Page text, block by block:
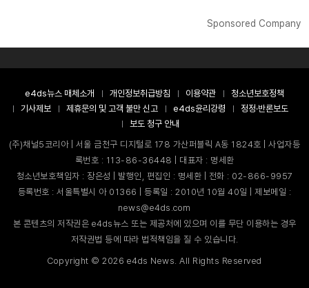
Sponsored Company
e4ds뉴스 매체소개 개인정보취급방침 이용약관
청소년보호정책
기사제보
제휴문의 및 고객 불만 신고 e4ds윤리강령
정정·반론보도
보도 청구 안내
(주)채널5코리아 | 서울 금천구 디지털로 178 가산퍼블릭 A동 1824호 | 사업자등
록번호 : 113-86-36448 | 대표자 : 명세환
청소년보호책임자 : 장은성 | 발행인, 편집인 : 명세환 | 전화 : 02-866-9957
등록번호 : 서울특별시 아 01366 | 등록일 : 2010년 10월 40일 | 제보메일 :
news@e4ds.com
본 콘텐츠의 저작권은 e4ds뉴스 또는 제공처에 있으며 이를 무단 이용하는 경우
저작권법 등에 따라 법적책임을 질 수 있습니다.
Copyright ©2026 e4ds News. All Rights Reserved